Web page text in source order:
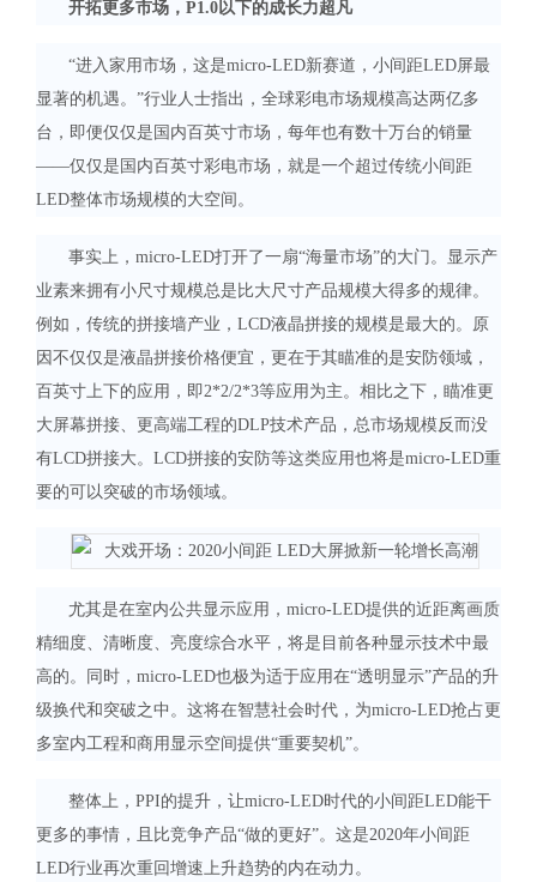
开拓更多市场，P1.0以下的成长力超凡
“进入家用市场，这是micro-LED新赛道，小间距LED屏最
显著的机遇。”行业人士指出，全球彩电市场规模高达两亿多
台，即便仅仅是国内百英寸市场，每年也有数十万台的销量
——仅仅是国内百英寸彩电市场，就是一个超过传统小间距
LED整体市场规模的大空间。
事实上，micro-LED打开了一扇“海量市场”的大门。显示产
业素来拥有小尺寸规模总是比大尺寸产品规模大得多的规律。
例如，传统的拼接墙产业，LCD液晶拼接的规模是最大的。原
因不仅仅是液晶拼接价格便宜，更在于其瞄准的是安防领域，
百英寸上下的应用，即2*2/2*3等应用为主。相比之下，瞄准更
大屏幕拼接、更高端工程的DLP技术产品，总市场规模反而没
有LCD拼接大。LCD拼接的安防等这类应用也将是micro-LED重
要的可以突破的市场领域。
尤其是在室内公共显示应用，micro-LED提供的近距离画质
精细度、清晰度、亮度综合水平，将是目前各种显示技术中最
高的。同时，micro-LED也极为适于应用在“透明显示”产品的升
级换代和突破之中。这将在智慧社会时代，为micro-LED抢占更
多室内工程和商用显示空间提供“重要契机”。
整体上，PPI的提升，让micro-LED时代的小间距LED能干
更多的事情，且比竞争产品“做的更好”。这是2020年小间距
LED行业再次重回增速上升趋势的内在动力。